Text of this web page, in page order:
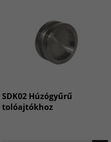
SDK02 Húzógyűrű
tolóajtókhoz